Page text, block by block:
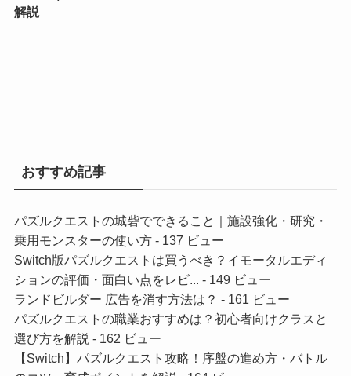
解説
おすすめ記事
パズルクエストの城砦でできること｜施設強化・研究・
乗用モンスターの使い方- 137 ビュー
Switch版パズルクエストは買うべき？イモータルエディ
ションの評価・面白い点をレビ... - 149 ビュー
ランドビルダー 広告を消す方法は？ - 161 ビュー
パズルクエストの職業おすすめは？初心者向けクラスと
選び方を解説 - 162 ビュー
【Switch】パズルクエスト攻略！序盤の進め方・バトル